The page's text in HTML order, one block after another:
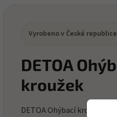
Vyrobeno v České republice
DETOA
kroužek
DETOA Ohýbací kroužek